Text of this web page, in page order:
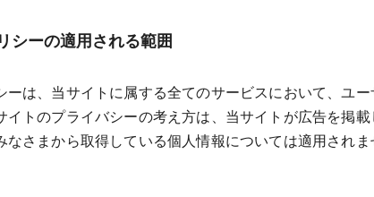
シーの適用される範囲
ーは、当サイトに属する全てのサービスにおいて、ユ
イトのプライバシーの考え方は、当サイトが広告を掲
なさまから取得している個人情報については適用されま